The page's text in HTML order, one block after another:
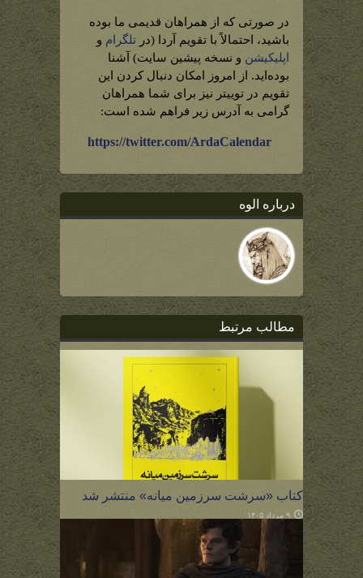
در صورتی که از همراهان قدیمی ما بوده
باشید، احتمالاً با تقویم آردا (در تلگرام و
اپلیکیشن و نسخه پیشین سایت) آشنا
بوده‌اید. از امروز امکان دنبال کردن این
تقویم در توییتر نیز برای شما همراهان
گرامی به آدرس زیر فراهم شده است:
https://twitter.com/ArdaCalendar
درباره الوه
مطالب مرتبط
کتاب «سرشت سرزمین میانه» منتشر شد
۹ مرداد ۱۴۰۵